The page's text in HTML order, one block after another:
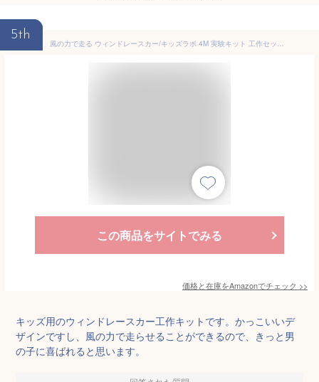
5th
風の力で走る ウィンドレースカー/キッズラボ 4M 実験キット 工作セット 風力 子供 小学生 中学生 自由研究 科学 プレゼント 知育 自宅学習 教材 STEM教育
この商品をサイトでみる
価格と在庫をAmazonでチェック >>
キッズ用のウィンドレースカー工作キットです。かっこいいデ
ザインですし、風の力で走らせることができるので、きっと男
の子に喜ばれると思います。